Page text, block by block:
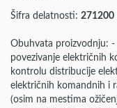
Šifra delatnosti: 271200
Obuhvata proizvodnju: -
povezivanje električnih
kontrolu distribucije
električnih komandnih i
(osim na mestima